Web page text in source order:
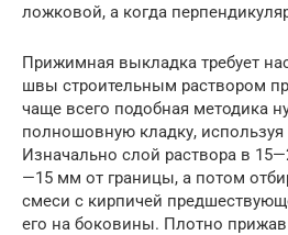
ложковой, а когда
Прижимная выкладка требует
швы строительным раствором
чаще всего подобная методика
полношовную кладку,
Изначально слой раствора в
—15 мм от границы, а потом
смеси с кирпичей
его на боковины. Плотно